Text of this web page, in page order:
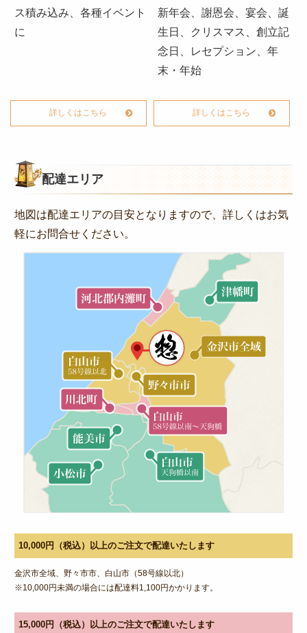
ス積み込み、各種イベント
に
詳しくはこちら
新年会、謝恩会、宴会、誕
生日、クリスマス、創立記
念日、レセプション、年
末・年始
詳しくはこちら
配達エリア
地図は配達エリアの目安となりますので、詳しくはお気
軽にお問合せください。
10,000円（税込）以上のご注文で配達いたします
金沢市全域、野々市市、白山市（58号線以北）
※10,000円未満の場合には配達料1,100円かかります。
15,000円（税込）以上のご注文で配達いたします